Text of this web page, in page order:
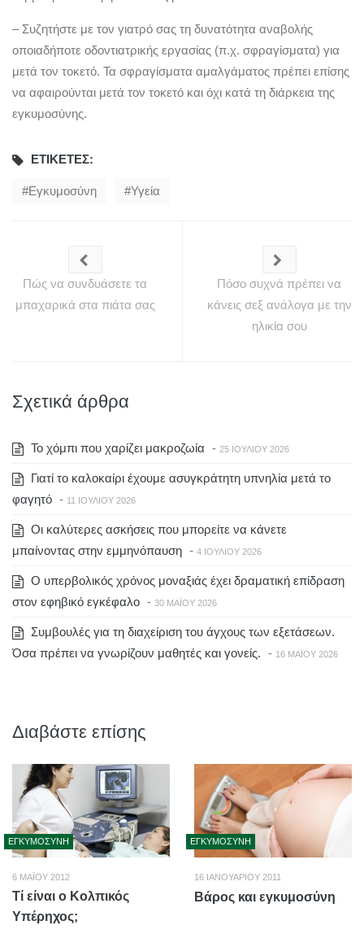
– Συζητήστε με τον γιατρό σας τη δυνατότητα αναβολής
οποιαδήποτε οδοντιατρικής εργασίας (π.χ. σφραγίσματα) για
μετά τον τοκετό. Τα σφραγίσματα αμαλγάματος πρέπει επίσης
να αφαιρούνται μετά τον τοκετό και όχι κατά τη διάρκεια της
εγκυμοσύνης.
ΕΤΙΚΈΤΕΣ:
Εγκυμοσύνη Υγεία
Πώς να συνδυάσετε τα
μπαχαρικά στα πιάτα σας
Πόσο συχνά πρέπει να
κάνεις σεξ ανάλογα με την
ηλικία σου
Σχετικά άρθρα
To χόμπι που χαρίζει μακροζωία - 25 ΙΟΥΛΊΟΥ 2026
Γιατί το καλοκαίρι έχουμε ασυγκράτητη υπνηλία μετά το
φαγητό - 11 ΙΟΥΛΊΟΥ 2026
Οι καλύτερες ασκήσεις που μπορείτε να κάνετε
μπαίνοντας στην εμμηνόπαυση - 4 ΙΟΥΛΊΟΥ 2026
Ο υπερβολικός χρόνος μοναξιάς έχει δραματική επίδραση
στον εφηβικό εγκέφαλο - 30 ΜΑΪ́ΟΥ 2026
Συμβουλές για τη διαχείριση του άγχους των εξετάσεων.
Όσα πρέπει να γνωρίζουν μαθητές και γονείς. - 16 ΜΑΪ́ΟΥ 2026
Διαβάστε επίσης
ΕΓΚΥΜΟΣΎΝΗ
6 ΜΑΪ́ΟΥ 2012
Τί είναι ο Κολπικός
Υπέρηχος;
ΕΓΚΥΜΟΣΎΝΗ
16 ΙΑΝΟΥΑΡΊΟΥ 2011
Βάρος και εγκυμοσύνη